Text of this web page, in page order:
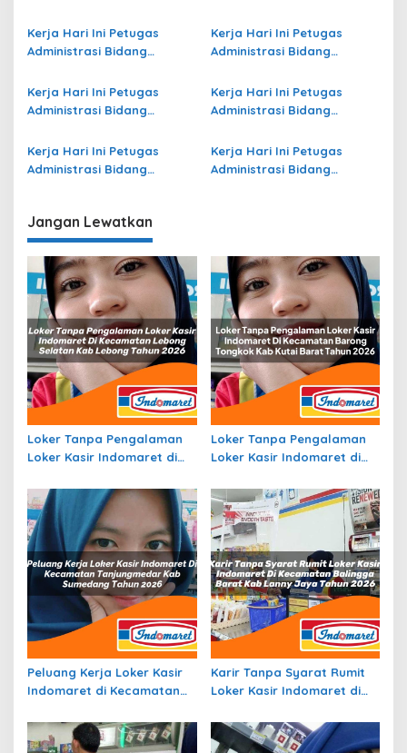
di Tulungagung Terbaru
di Kota Palu Terbaru
Kerja Hari Ini Petugas
Administrasi Bidang
Terbaru
Kerja Hari Ini Petugas
Administrasi Bidang
di Sabu Raijua Terbaru
Kerja Hari Ini Petugas
Administrasi Bidang
Terbaru
Kerja Hari Ini Petugas
Administrasi Bidang
di Kota Bontang Terbaru
Kerja Hari Ini Petugas
Administrasi Bidang
Kerja Hari Ini Petugas
Administrasi Bidang
Jangan Lewatkan
Loker Tanpa Pengalaman
Loker Kasir Indomaret di
Selatan, Kab. Lebong
Tahun 2026
Loker Tanpa Pengalaman
Loker Kasir Indomaret di
Tongkok, Kab. Kutai Barat
Tahun 2026
Peluang Kerja Loker Kasir
Indomaret di Kecamatan
Sumedang Tahun 2026
Karir Tanpa Syarat Rumit
Loker Kasir Indomaret di
Barat, Kab. Lanny Jaya
Tahun 2026